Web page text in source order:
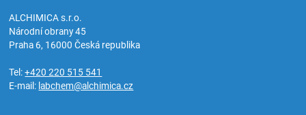
ALCHIMICA s.r.o.
Národní obrany 45
Praha 6, 16000Česká republika
Tel:+420 220 515 541
E-mail: labchem@alchimica.cz